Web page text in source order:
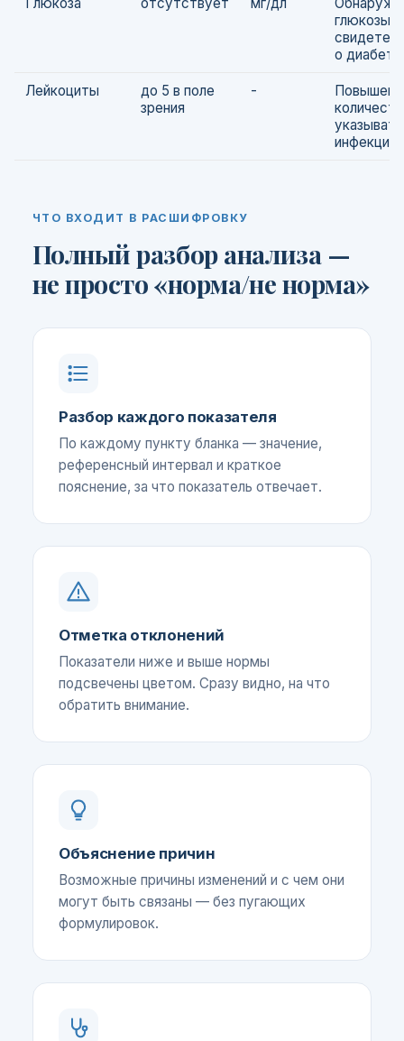
глюкозы
о
Лейкоциты
до 5 в поле
зрения
-
инфекцию.
ЧТО ВХОДИТ В РАСШИФРОВКУ
Полный разбор анализа —
не просто «норма/не норма»
Разбор каждого показателя
По каждому пункту бланка — значение,
референсный интервал и краткое
пояснение, за что показатель отвечает.
Отметка отклонений
Показатели ниже и выше нормы
подсвечены цветом. Сразу видно, на что
обратить внимание.
Объяснение причин
Возможные причины изменений и с чем они
могут быть связаны — без пугающих
формулировок.